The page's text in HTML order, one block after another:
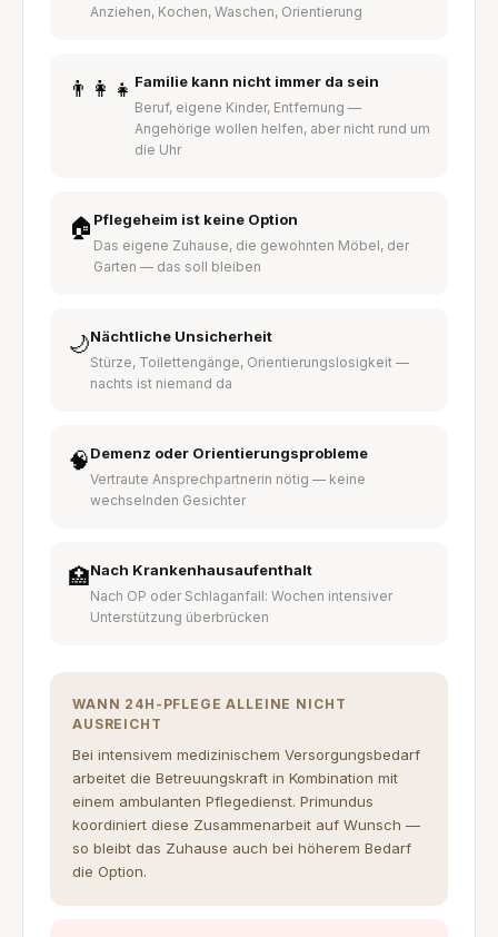
Anziehen, Kochen, Waschen, Orientierung
👨‍👩‍👧 Familie kann nicht immer da sein
Beruf, eigene Kinder, Entfernung —
Angehörige wollen helfen, aber nicht rund um
die Uhr
🏠 Pflegeheim ist keine Option
Das eigene Zuhause, die gewohnten Möbel, der
Garten — das soll bleiben
🌙Nächtliche Unsicherheit
Stürze, Toilettengänge, Orientierungslosigkeit —
nachts ist niemand da
🧠Demenz oder Orientierungsprobleme
Vertraute Ansprechpartnerin nötig — keine
wechselnden Gesichter
🏥Nach Krankenhausaufenthalt
Nach OP oder Schlaganfall: Wochen intensiver
Unterstützung überbrücken
WANN 24H-PFLEGE ALLEINE NICHT
AUSREICHT
Bei intensivem medizinischem Versorgungsbedarf
arbeitet die Betreuungskraft in Kombination mit
einem ambulanten Pflegedienst. Primundus
koordiniert diese Zusammenarbeit auf Wunsch —
so bleibt das Zuhause auch bei höherem Bedarf
die Option.